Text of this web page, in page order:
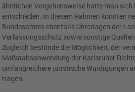
ähnlichen Vorgehensweise hatte man sich
entschieden. In diesem Rahmen könnten
Bundesamtes ebenfalls Unterlagen der
Verfassungsschutz sowie sonstige
Zugleich bestünde die Möglichkeit, der
Maßstabsanwendung der Karlsruher
umfangreichere juristische Würdigungen
tragen.